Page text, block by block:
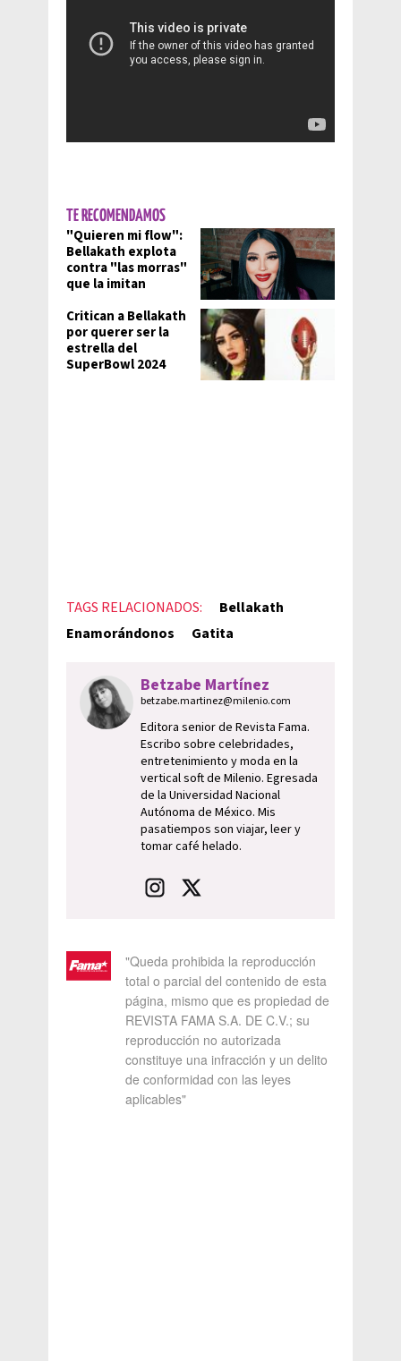
TE RECOMENDAMOS
"Quieren mi flow":
Bellakath explota
contra "las morras"
que la imitan
Critican a Bellakath
por querer ser la
estrella del
SuperBowl 2024
TAGS RELACIONADOS:
Bellakath
Enamorándonos
Gatita
Betzabe Martínez
betzabe.martinez@milenio.com
Editora senior de Revista Fama.
Escribo sobre celebridades,
entretenimiento y moda en la
vertical soft de Milenio. Egresada
de la Universidad Nacional
Autónoma de México. Mis
pasatiempos son viajar, leer y
tomar café helado.
"Queda prohibida la reproducción
total o parcial del contenido de esta
página, mismo que es propiedad de
REVISTA FAMA S.A. DE C.V.; su
reproducción no autorizada
constituye una infracción y un delito
de conformidad con las leyes
aplicables"